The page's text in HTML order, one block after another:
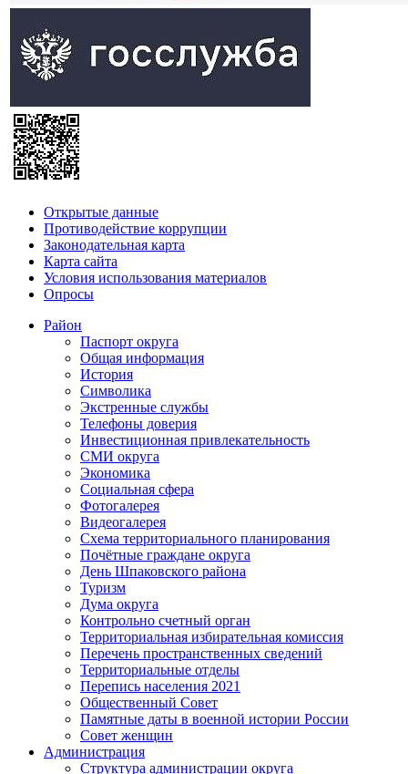
Открытые данные
Противодействие коррупции
Законодательная карта
Карта сайта
Условия использования материалов
Опросы
Район
Паспорт округа
Общая информация
История
Символика
Экстренные службы
Телефоны доверия
Инвестиционная привлекательность
СМИ округа
Экономика
Социальная сфера
Фотогалерея
Видеогалерея
Схема территориального планирования
Почётные граждане округа
День Шпаковского района
Туризм
Дума округа
Контрольно счетный орган
Территориальная избирательная комиссия
Перечень пространственных сведений
Территориальные отделы
Перепись населения 2021
Общественный Совет
Памятные даты в военной истории России
Совет женщин
Администрация
Структура администрации округа